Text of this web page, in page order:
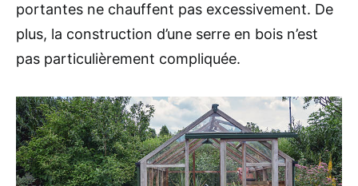
portantes ne chauffent pas excessivement. De
plus, la construction d’une serre en bois n’est
pas particulièrement compliquée.